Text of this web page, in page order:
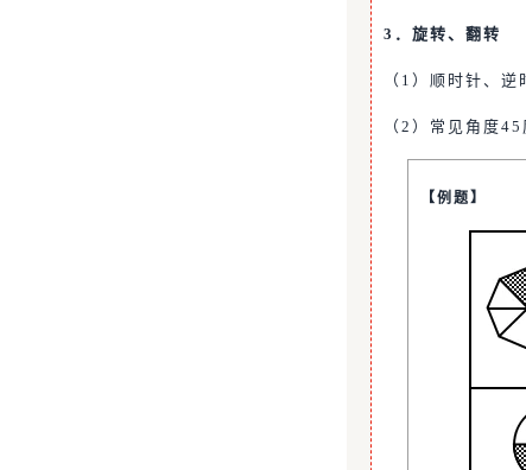
3．旋转、翻转
（1）顺时针、逆
（2）常见角度
【例题】